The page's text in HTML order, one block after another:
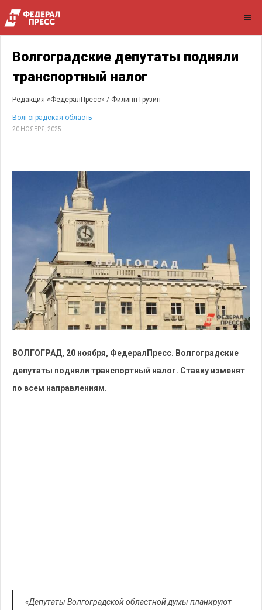
Волгоградские депутаты подняли
транспортный налог
Редакция «ФедералПресс» / Филипп Грузин
Волгоградская область
20 НОЯБРЯ, 2025
ВОЛГОГРАД, 20 ноября, ФедералПресс. Волгоградские
депутаты подняли транспортный налог. Ставку изменят
по всем направлениям.
«Депутаты Волгоградской областной думы планируют